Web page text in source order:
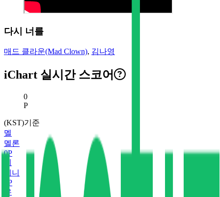
다시 너를
매드 클라운(Mad Clown), 김나영
iChart 실시간 스코어
현재 스코어
0
P
(KST)기준
멜
멜론
0P
지니
P
유